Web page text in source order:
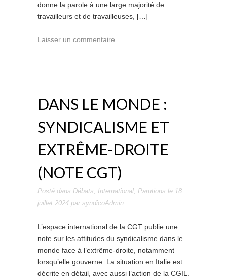
donne la parole à une large majorité de
travailleurs et de travailleuses, […]
Laisser un commentaire
DANS LE MONDE :
SYNDICALISME ET
EXTRÊME-DROITE
(NOTE CGT)
Posté dans Débats, International, Parutions le 18
juillet 2024 par syndicoAdmin.
L’espace international de la CGT publie une
note sur les attitudes du syndicalisme dans le
monde face à l’extrême-droite, notamment
lorsqu’elle gouverne. La situation en Italie est
décrite en détail, avec aussi l’action de la CGIL.